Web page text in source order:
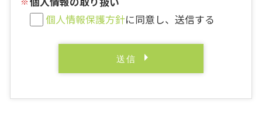
個人情報保護方針に同意し、送信する